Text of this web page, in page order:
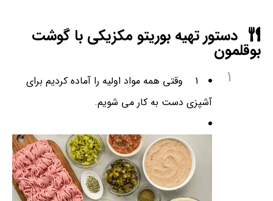
دستور تهیه بوریتو مکزیکی با گوشت
بوقلمون
1
1 وقتی همه مواد اولیه را آماده کردیم برای
آشپزی دست به کار می شویم.